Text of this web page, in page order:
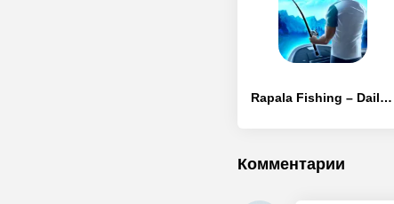
Rapala Fishing – Daily Catch
Комментарии